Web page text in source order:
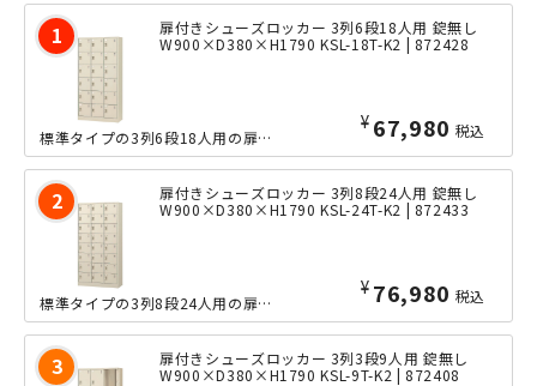
扉付きシューズロッカー 3列6段18人用 錠無し
W900×D380×H1790 KSL-18T-K2 | 872428
¥ 67,980 税込
標準タイプの3列6段18人用の扉付きシューズロッカーです。中身を見せない収納によ...
扉付きシューズロッカー 3列8段24人用 錠無し
W900×D380×H1790 KSL-24T-K2 | 872433
¥ 76,980 税込
標準タイプの3列8段24人用の扉付きシューズロッカーです。中身を見せない収納によ...
扉付きシューズロッカー 3列3段9人用 錠無し
W900×D380×H1790 KSL-9T-K2 | 872408